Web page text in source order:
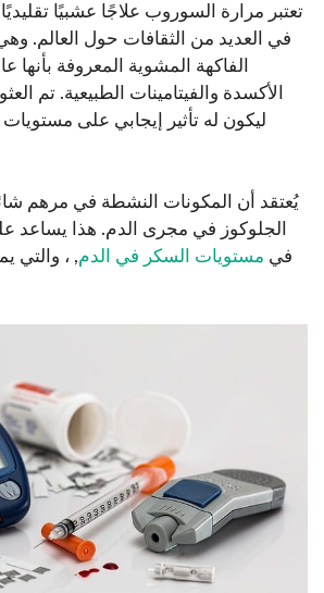
تعتبر مرارة السوروب علاجًا عشبيًا
في العديد من الثقافات حول العالم.
الفاكهة المشوية المعروفة
الأكسدة والفيتامينات الطبيعية. تم
ليكون له تأثير إيجابي على
يُعتقد أن المكونات النشطة في مرهم
الجلوكوز في مجرى الدم. هذا يساعد
في مستويات السكر في الدم, ، والتي